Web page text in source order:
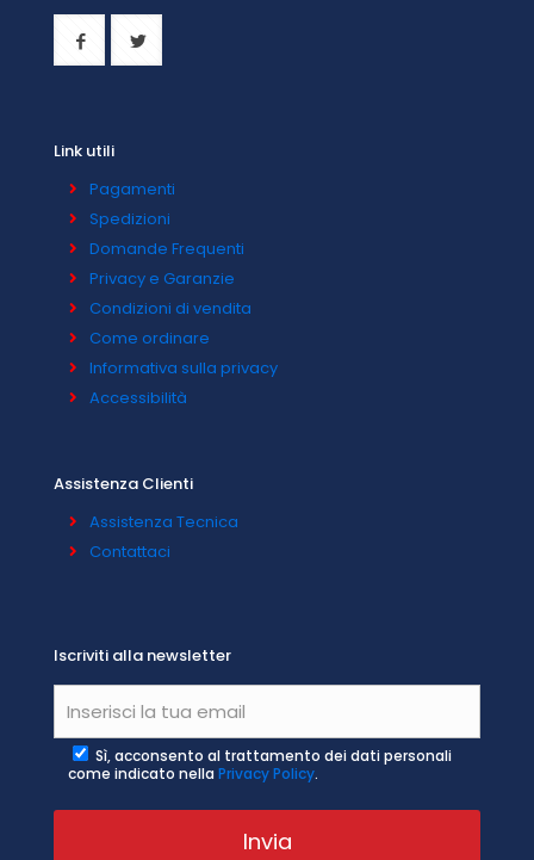
Link utili
Pagamenti
Spedizioni
Domande Frequenti
Privacy e Garanzie
Condizioni di vendita
Come ordinare
Informativa sulla privacy
Accessibilità
Assistenza Clienti
Assistenza Tecnica
Contattaci
Iscriviti alla newsletter
Sì, acconsento al trattamento dei dati personali
come indicato nella Privacy Policy.